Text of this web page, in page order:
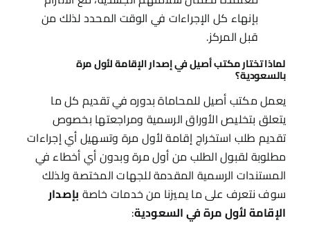
بإنهاء كل الإجراءات في الوقت المحدد لذلك من
قبل المركز.
لماذا تختار مكتب أصيل في إصدار الإقامة لأول مرة
بالسعودية؟
يعمل مكتب أصيل للمحاماة بدوره في تقديم كل ما
يتعلق بتخليص الأوراق الرسمية ومراجعتها بخصوص
تقديم طلب استخراج إقامة لأول مرة وتسهيل أي إجراءات
مطلوبة لقبول الطلب من أول مرة وبدون أي أخطاء في
المستندات الرسمية المقدمة للجهات المختصة ولذلك
سوف نتعرف على ما يميزنا من خدمات خاصة بإصدار
الإقامة لأول مرة في السعودية: